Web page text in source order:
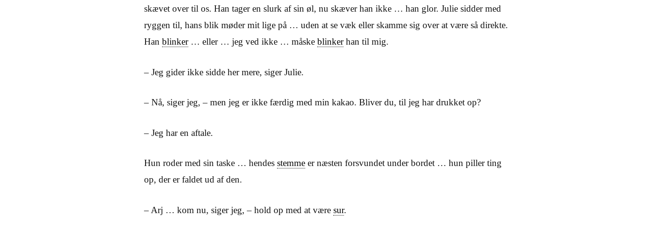
skævet over til os. Han tager en slurk af sin øl, nu skæver han ikke … han glor. Julie sidder med
ryggen til, hans blik møder mit lige på … uden at se væk eller skamme sig over at være så direkte.
Han blinker… eller … jeg ved ikke … måske blinkerhan til mig.
– Jeg gider ikke sidde her mere, siger Julie.
– Nå, siger jeg, – men jeg er ikke færdig med min kakao. Bliver du, til jeg har drukket op?
– Jeg har en aftale.
Hun roder med sin taske … hendes stemme er næsten forsvundet under bordet … hun piller ting
op, der er faldet ud af den.
– Arj … kom nu, siger jeg, – hold op med at være sur.